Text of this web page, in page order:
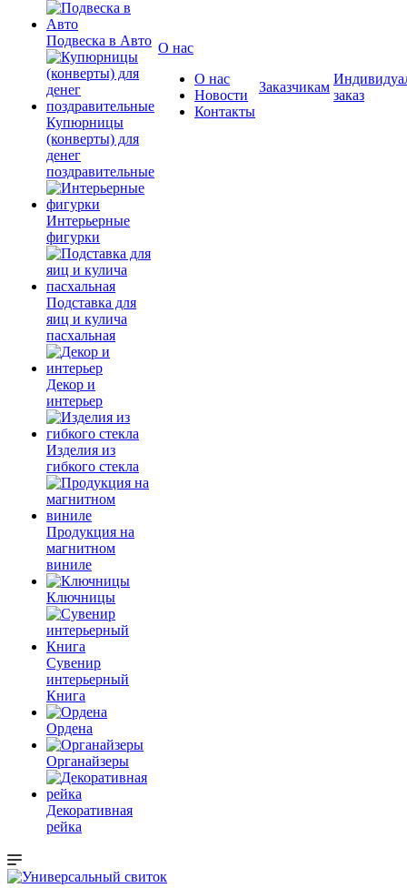
Подвеска в Авто
Купюрницы
(конверты) для
денег
поздравительные
Интерьерные
фигурки
Подставка для
яиц и кулича
пасхальная
Декор и
интерьер
Изделия из
гибкого стекла
Продукция на
магнитном
виниле
Ключницы
Сувенир
интерьерный
Книга
Ордена
Органайзеры
Декоративная
рейка
О нас
О нас
Новости
Контакты
Заказчикам
заказ